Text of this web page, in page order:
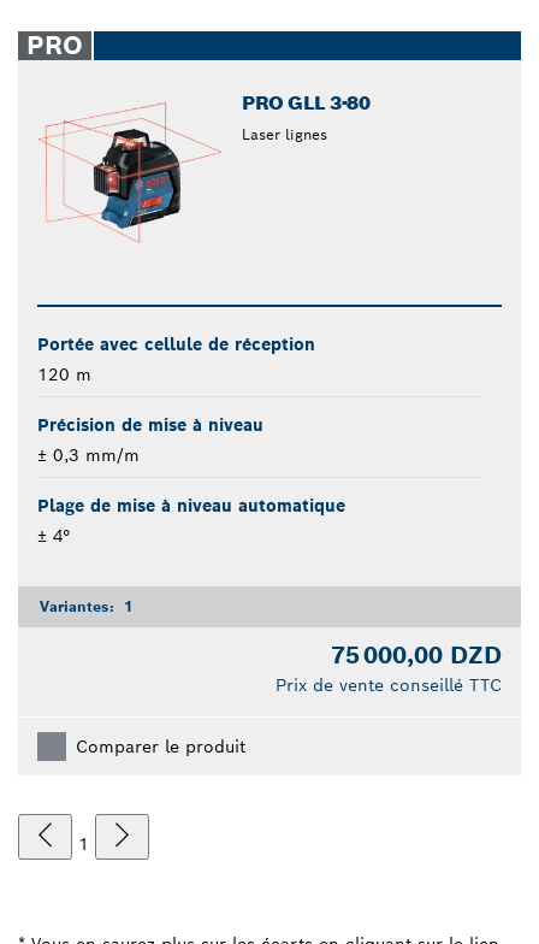
PRO
PRO GLL 3-80
Laser lignes
Portée avec cellule de réception
120 m
Précision de mise à niveau
± 0,3 mm/m
Plage de mise à niveau automatique
± 4°
Variantes: 1
75 000,00 DZD
Prix de vente conseillé TTC
Comparer le produit
1